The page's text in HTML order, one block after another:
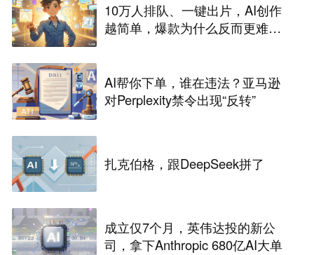
10万人排队、一键出片，AI创作
越简单，爆款为什么反而更难做
AI帮你下单，谁在违法？亚马逊
对Perplexity禁令出现“反转”
扎克伯格，跟DeepSeek拼了
成立仅7个月，英伟达投的新公
司，拿下Anthropic 680亿AI大单